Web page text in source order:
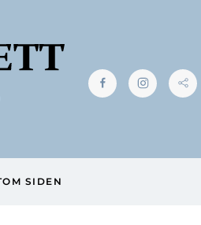
OM SIDEN